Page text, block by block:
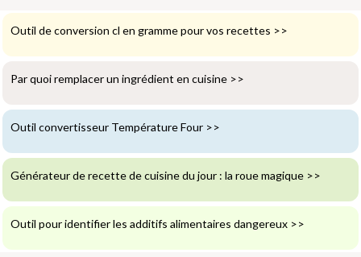
Outil de conversion cl en gramme pour vos recettes >>
Par quoi remplacer un ingrédient en cuisine >>
Outil convertisseur Température Four >>
Générateur de recette de cuisine du jour : la roue magique >>
Outil pour identifier les additifs alimentaires dangereux >>